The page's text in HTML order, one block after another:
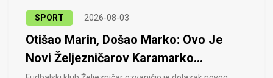
SPORT 2026-08-03
Otišao Marin, Došao Marko: Ovo Je
Novi Željezničarov Karamarko...